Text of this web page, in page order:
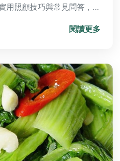
用照顧技巧與常見問答，幫
閱讀更多